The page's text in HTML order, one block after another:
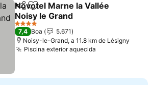
PartilharAdicionar aos favoritos
Novotel Marne la Vallée
Noisy le Grand
Ver preços
4 Estrelas
7,4 Boa
5.671
Noisy-le-Grand, a 11.8 km de Lésigny
Piscina exterior aquecida